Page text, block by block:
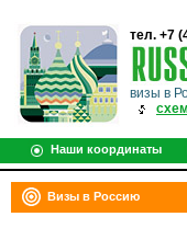
тел. +7
визы в
Наши координаты
Визы в Россию